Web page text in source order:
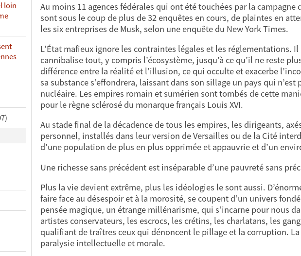
loin
Au moins 11 agences fédérales qui ont été touchées par la
sont sous le coup de plus de 32 enquêtes en cours, de plaintes en
les six entreprises de Musk, selon une enquête du New York Times.
L’État mafieux ignore les contraintes légales et les réglementations.
cannibalise tout, y compris l’écosystème, jusqu’à ce qu’il ne reste
différence entre la réalité et l’illusion, ce qui occulte et exacerbe
sa substance s’effondrera, laissant dans son sillage un pays qui
nucléaire. Les empires romain et sumérien sont tombés de cette
pour le règne sclérosé du monarque français Louis XVI.
Au stade final de la décadence de tous les empires, les dirigeants,
personnel, installés dans leur version de Versailles ou de la Cité
d’une population de plus en plus opprimée et appauvrie et d’un
Une richesse sans précédent est inséparable d’une pauvreté sans
Plus la vie devient extrême, plus les idéologies le sont aussi.
faire face au désespoir et à la morosité, se coupent d’un univers
pensée magique, un étrange millénarisme, qui s’incarne pour nous
artistes conservateurs, les escrocs, les crétins, les charlatans, les
qualifiant de traîtres ceux qui dénoncent le pillage et la corruption.
paralysie intellectuelle et morale.